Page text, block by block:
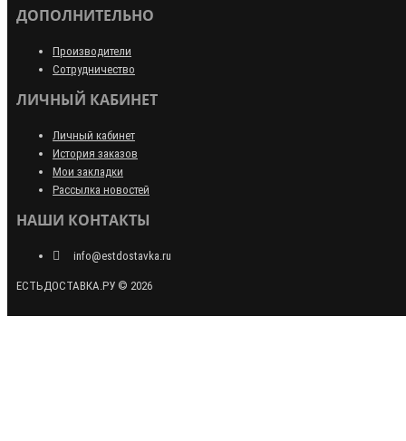
ДОПОЛНИТЕЛЬНО
Производители
Сотрудничество
ЛИЧНЫЙ КАБИНЕТ
Личный кабинет
История заказов
Мои закладки
Рассылка новостей
НАШИ КОНТАКТЫ
info@estdostavka.ru
ЕСТЬДОСТАВКА.РУ © 2026